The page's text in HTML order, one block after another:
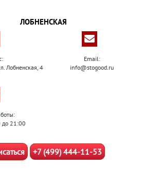
ЛОБНЕНСКАЯ
Лобненская, 4
Email:
info@stogood.ru
до 21:00
+7 (499) 444-11-53